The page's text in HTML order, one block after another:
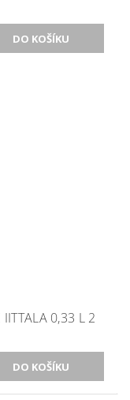
IITTALA 0,33 L 2